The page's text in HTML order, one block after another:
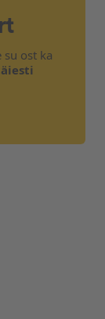
ost ka